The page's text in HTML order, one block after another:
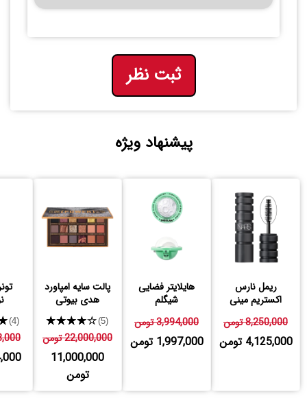
ثبت نظر
پیشنهاد ویژه
ریمل نارس
اکستریم مینی
8,250,000 تومن
4,125,000 تومن
هایلایتر فضایی
شیگلم
3,994,000 تومن
1,997,000 تومن
پالت سایه امپاورد
هدی بیوتی
★★★★★(5)
22,000,000 تومن
11,000,000
تومن
(4)